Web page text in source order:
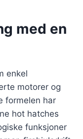
med en
enkel
motorer og
formelen har
hot hatches
funksjoner